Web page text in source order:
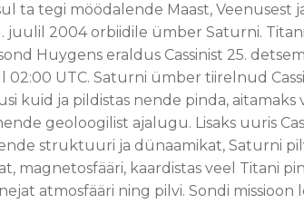
ta tegi möödalende Maast, Veenusest
juulil 2004 orbiidile ümber Saturni.
Huygens eraldus Cassinist 25.
02:00 UTC. Saturni ümber tiirelnud
kuid ja pildistas nende pinda, aitamaks
geoloogilist ajalugu. Lisaks uuris
struktuuri ja dünaamikat, Saturni
magnetosfääri, kaardistas veel Titani
atmosfääri ning pilvi. Sondi missioon